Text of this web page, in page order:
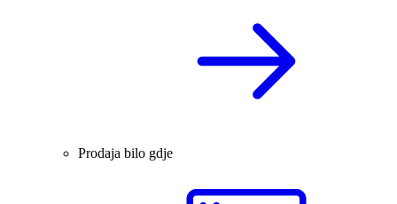
Prodaja bilo gdje